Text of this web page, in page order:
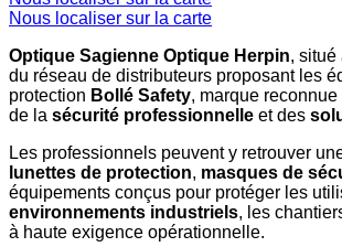
Nous localiser sur la carte
Optique Sagienne Optique Herpin, situé
du réseau de distributeurs proposant les
protection Bollé Safety, marque
de la sécurité professionnelle et des
Les professionnels peuvent y retrouver
lunettes de protection, masques de
équipements conçus pour protéger les
environnements industriels, les
à haute exigence opérationnelle.